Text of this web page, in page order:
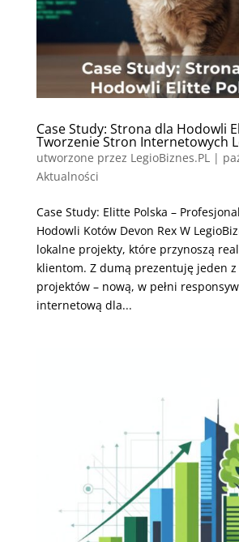
Case Study: Strona dla Hodowli
Tworzenie Stron Internetowych
utworzone przez LegioBiznes.PL|
Aktualności
Case Study: Elitte Polska –
Hodowli Kotów Devon Rex W
lokalne projekty, które przynoszą
klientom. Z dumą prezentuję jeden
projektów – nową, w pełni
internetową dla...